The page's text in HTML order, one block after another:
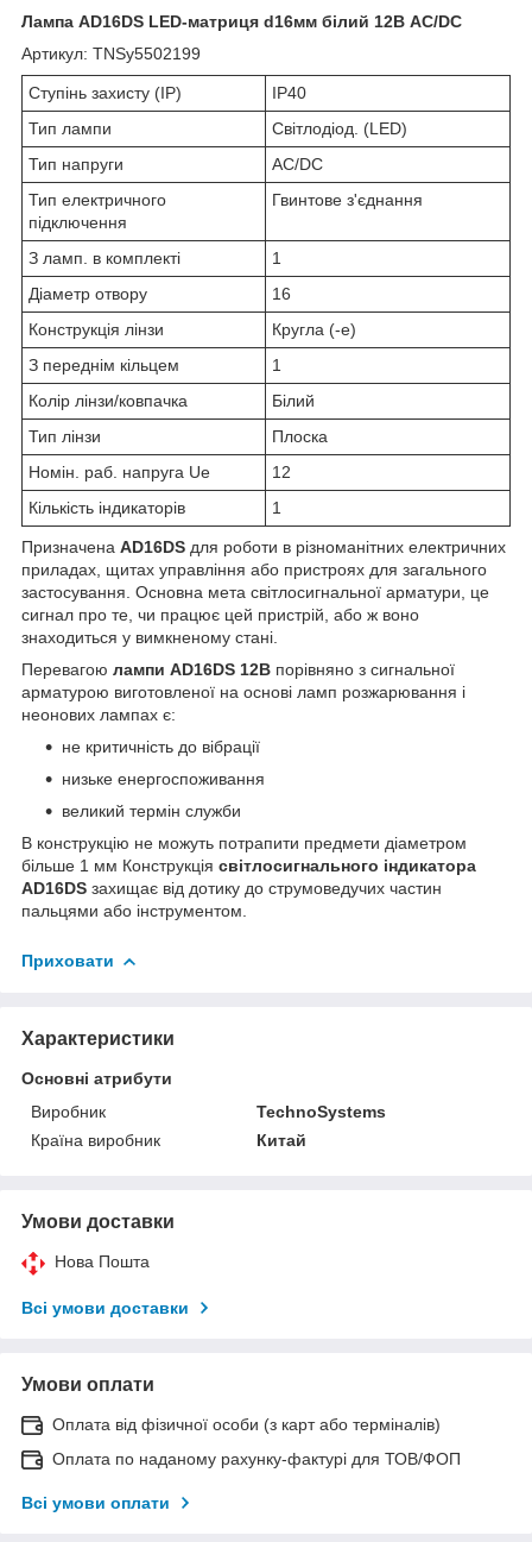
Лампа AD16DS LED-матриця d16мм білий 12В AC/DC
Артикул: TNSy5502199
Ступінь захисту (IP)
IP40
Тип лампи
Світлодіод. (LED)
Тип напруги
AC/DC
Тип електричного
підключення
Гвинтове з'єднання
З ламп. в комплекті
1
Діаметр отвору
16
Конструкція лінзи
Кругла (-е)
З переднім кільцем
1
Колір лінзи/ковпачка
Білий
Тип лінзи
Плоска
Номін. раб. напруга Ue
12
Кількість індикаторів
1
Призначена AD16DS для роботи в різноманітних електричних
приладах, щитах управління або пристроях для загального
застосування. Основна мета світлосигнальної арматури, це
сигнал про те, чи працює цей пристрій, або ж воно
знаходиться у вимкненому стані.
Перевагою лампи AD16DS 12В порівняно з сигнальної
арматурою виготовленої на основі ламп розжарювання і
неонових лампах є:
не критичність до вібрації
низьке енергоспоживання
великий термін служби
В конструкцію не можуть потрапити предмети діаметром
більше 1 мм Конструкція світлосигнального індикатора
AD16DS захищає від дотику до струмоведучих частин
пальцями або інструментом.
Приховати
Характеристики
Основні атрибути
Виробник
TechnoSystems
Країна виробник
Китай
Умови доставки
Нова Пошта
Всі умови доставки
Умови оплати
Оплата від фізичної особи (з карт або терміналів)
Оплата по наданому рахунку-фактурі для ТОВ/ФОП
Всі умови оплати